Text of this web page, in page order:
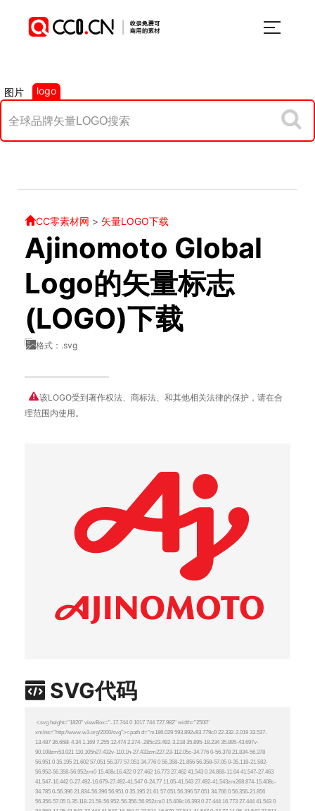
图片 logo
CC零素材网 > 矢量LOGO下载
Ajinomoto Global
Logo的矢量标志
(LOGO)下载
格式：.svg
该LOGO受到著作权法、商标法、和其他相关法律的保护，请在合
理范围内使用。
SVG代码